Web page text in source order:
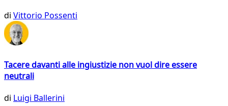
di Vittorio Possenti
Tacere davanti alle ingiustizie non vuol dire essere
neutrali
di Luigi Ballerini